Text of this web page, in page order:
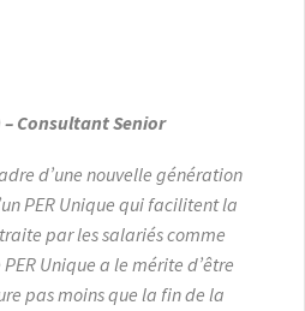
– Consultant Senior
d’une nouvelle génération
PER Unique qui facilitent la
par les salariés comme
Unique a le mérite d’être
pas moins que la fin de la